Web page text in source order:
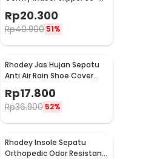
40 - YT22
Rp20.300
Rp40.900 51%
Rhodey Jas Hujan Sepatu
Anti Air Rain Shoe Cover
PVC with Zipper L - F-300
Rp17.800
Rp36.900 52%
Rhodey Insole Sepatu
Orthopedic Odor Resistant